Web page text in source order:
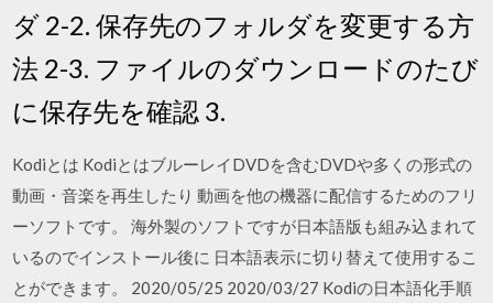
ダ 2-2. 保存先のフォルダを変更する方
法 2-3. ファイルのダウンロードのたび
に保存先を確認 3.
Kodiとは KodiとはブルーレイDVDを含むDVDや多くの形式の
動画・音楽を再生したり 動画を他の機器に配信するためのフリ
ーソフトです。 海外製のソフトですが日本語版も組み込まれて
いるのでインストール後に 日本語表示に切り替えて使用するこ
とができます。 2020/05/25 2020/03/27 Kodiの日本語化手順